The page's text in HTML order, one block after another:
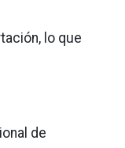
lo que
de